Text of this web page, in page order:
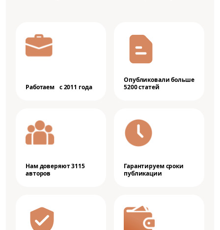
Работаем с 2011 года
Опубликовали больше
5200 статей
Нам доверяют 3115
авторов
Гарантируем сроки
публикации